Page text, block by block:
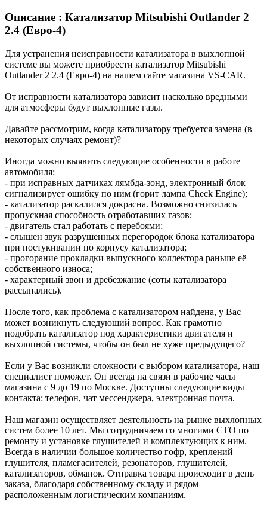
Описание : Катализатор Mitsubishi Outlander 2
2.4 (Евро-4)
Для устранения неисправности катализатора в выхлопной
системе вы можете приобрести катализатор Mitsubishi
Outlander 2 2.4 (Евро-4) на нашем сайте магазина VS-CAR.
От исправности катализатора зависит насколько вредными
для атмосферы будут выхлопные газы.
Давайте рассмотрим, когда катализатору требуется замена (в
некоторых случаях ремонт)?
Иногда можно выявить следующие особенности в работе
автомобиля:
- при исправных датчиках лямбда-зонд, электронный блок
сигнализирует ошибку по ним (горит лампа Check Engine);
- катализатор раскалился докрасна. Возможно снизилась
пропускная способность отработавших газов;
- двигатель стал работать с перебоями;
- слышен звук разрушенных перегородок блока катализатора
при постукивании по корпусу катализатора;
- прогорание прокладки выпускного коллектора раньше её
собственного износа;
- характерный звон и дребезжание (соты катализатора
рассыпались).
После того, как проблема с катализатором найдена, у Вас
может возникнуть следующий вопрос. Как грамотно
подобрать катализатор под характеристики двигателя и
выхлопной системы, чтобы он был не хуже предыдущего?
Если у Вас возникли сложности с выбором катализатора, наш
специалист поможет. Он всегда на связи в рабочие часы
магазина с 9 до 19 по Москве. Доступны следующие виды
контакта: телефон, чат мессенджера, электронная почта.
Наш магазин осуществляет деятельность на рынке выхлопных
систем более 10 лет. Мы сотрудничаем со многими СТО по
ремонту и установке глушителей и комплектующих к ним.
Всегда в наличии большое количество гофр, креплений
глушителя, пламегасителей, резонаторов, глушителей,
катализаторов, обманок. Отправка товара происходит в день
заказа, благодаря собственному складу и рядом
расположенным логистическим компаниям.